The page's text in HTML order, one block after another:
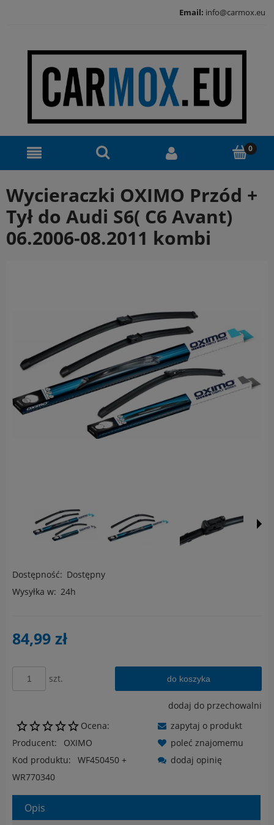
Email: info@carmox.eu
Wycieraczki OXIMO Przód +
Tył do Audi S6( C6 Avant)
06.2006-08.2011 kombi
Dostępność: Dostępny
Wysyłka w: 24h
84,99 zł
szt. do koszyka
dodaj do przechowalni
Ocena:
Producent:
OXIMO
Kod produktu:
WF450450 +
WR770340
zapytaj o produkt
poleć znajomemu
dodaj opinię
Opis